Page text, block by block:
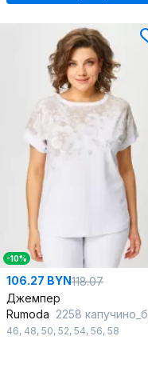
-10%
106.27 BYN118.07
Джемпер
Rumoda 2258 капучино_белый
46, 48, 50, 52, 54, 56, 58